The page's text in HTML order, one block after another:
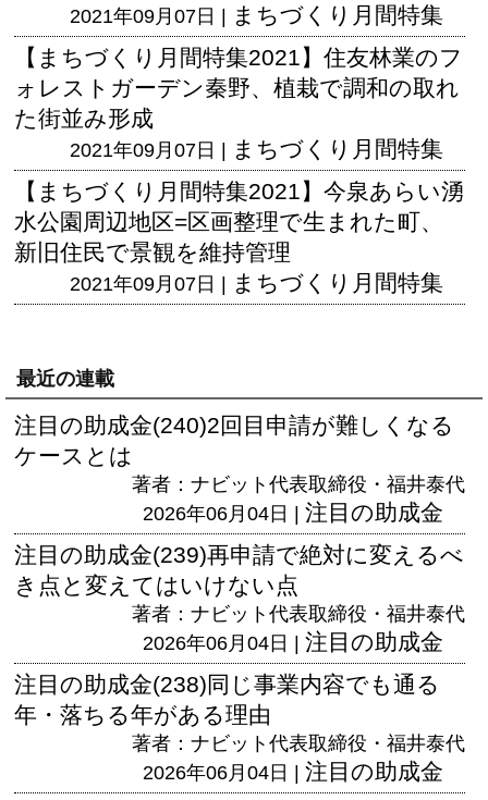
2021年09月07日 | まちづくり月間特集
【まちづくり月間特集2021】住友林業のフ
ォレストガーデン秦野、植栽で調和の取れ
た街並み形成
2021年09月07日 | まちづくり月間特集
【まちづくり月間特集2021】今泉あらい湧
水公園周辺地区=区画整理で生まれた町、
新旧住民で景観を維持管理
2021年09月07日 | まちづくり月間特集
最近の連載
注目の助成金(240)2回目申請が難しくなる
ケースとは
著者：ナビット代表取締役・福井泰代
2026年06月04日 | 注目の助成金
注目の助成金(239)再申請で絶対に変えるべ
き点と変えてはいけない点
著者：ナビット代表取締役・福井泰代
2026年06月04日 | 注目の助成金
注目の助成金(238)同じ事業内容でも通る
年・落ちる年がある理由
著者：ナビット代表取締役・福井泰代
2026年06月04日 | 注目の助成金